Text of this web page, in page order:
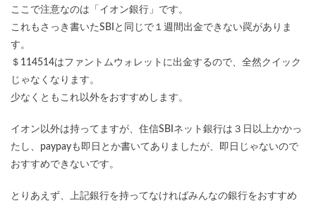
ここで注意なのは「イオン銀行」です。
これもさっき書いたSBIと同じで１週間出金できない罠がありま
す。
＄114514はファントムウォレットに出金するので、全然クイック
じゃなくなります。
少なくともこれ以外をおすすめします。
イオン以外は持ってますが、住信SBIネット銀行は３日以上かかっ
たし、paypayも即日とか書いてありましたが、即日じゃないので
おすすめできないです。
とりあえず、上記銀行を持ってなければみんなの銀行をおすすめ